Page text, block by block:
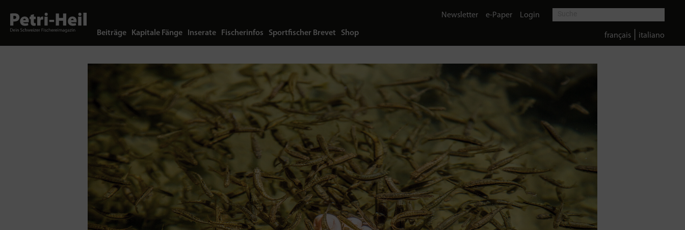
Beiträge Kapitale Fänge Inserate Fischerinfos Sportfischer Brevet Shop
Newsletter e-Paper Login
français italiano